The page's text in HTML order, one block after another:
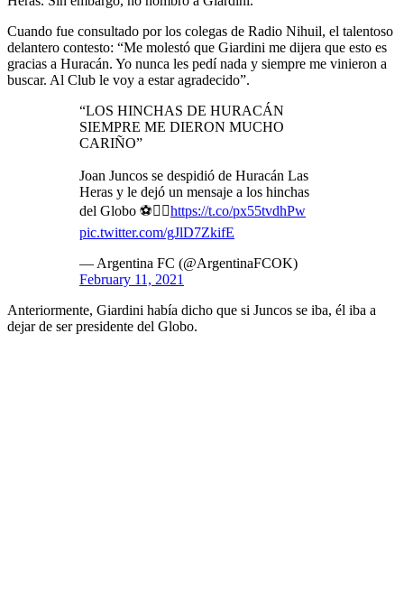
Cuando fue consultado por los colegas de Radio Nihuil, el talentoso
delantero contesto: “Me molestó que Giardini me dijera que esto es
gracias a Huracán. Yo nunca les pedí nada y siempre me vinieron a
buscar. Al Club le voy a estar agradecido”.
“LOS HINCHAS DE HURACÁN
SIEMPRE ME DIERON MUCHO
CARIÑO”
Joan Juncos se despidió de Huracán Las
Heras y le dejó un mensaje a los hinchas
del Globo ⚽️👇🏻https://t.co/px55tvdhPw
pic.twitter.com/gJlD7ZkifE
— Argentina FC (@ArgentinaFCOK)
February 11, 2021
Anteriormente, Giardini había dicho que si Juncos se iba, él iba a
dejar de ser presidente del Globo.